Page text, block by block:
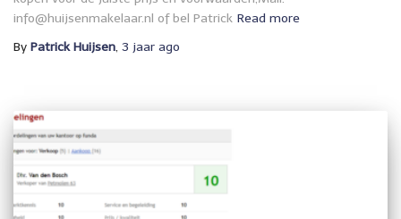
info@huijsenmakelaar.nl of bel Patrick Read more
By Patrick Huijsen, 3 jaar ago